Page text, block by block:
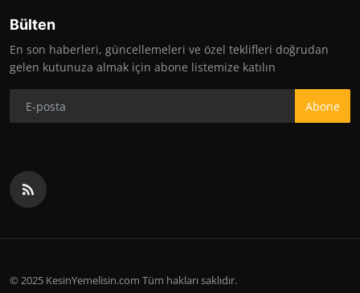
Bülten
En son haberleri, güncellemeleri ve özel teklifleri doğrudan
gelen kutunuza almak için abone listemize katılın
Abone
© 2025 KesinYemelisin.com Tüm hakları saklıdır.